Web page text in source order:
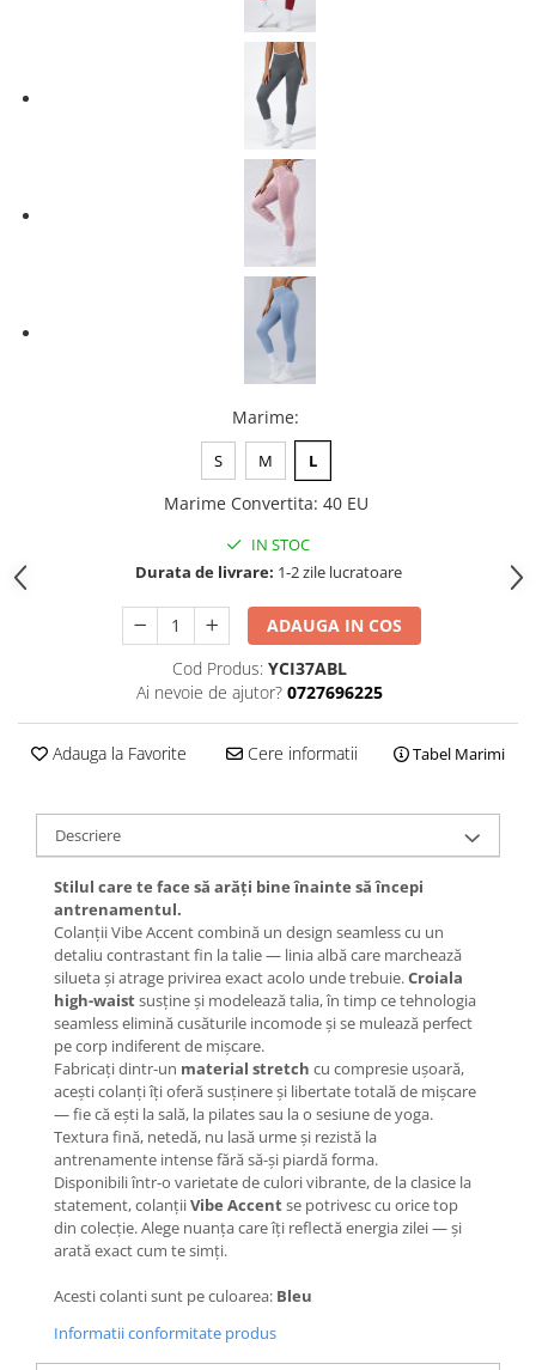
Marime:
S M L
Marime Convertita: 40 EU
IN STOC
Durata de livrare: 1-2 zile lucratoare
ADAUGA IN COS
Cod Produs: YCI37ABL
Ai nevoie de ajutor? 0727696225
Adauga la Favorite Cere informatii Tabel Marimi
Descriere
Stilul care te face să arăți bine înainte să începi
antrenamentul.
Colanții Vibe Accent combină un design seamless cu un
detaliu contrastant fin la talie — linia albă care marchează
silueta și atrage privirea exact acolo unde trebuie.Croiala
high-waistsusține și modelează talia, în timp ce tehnologia
seamless elimină cusăturile incomode și se mulează perfect
pe corp indiferent de mișcare.
Fabricați dintr-un material stretch cu compresie ușoară,
acești colanți îți oferă susținere și libertate totală de mișcare
— fie că ești la sală, la pilates sau la o sesiune de yoga.
Textura fină, netedă, nu lasă urme și rezistă la
antrenamente intense fără să-și piardă forma.
Disponibili într-o varietate de culori vibrante, de la clasice la
statement, colanțiiVibe Accentse potrivesc cu orice top
din colecție. Alege nuanța care îți reflectă energia zilei — și
arată exact cum te simți.
Acesti colanti sunt pe culoarea: Bleu
Informatii conformitate produs